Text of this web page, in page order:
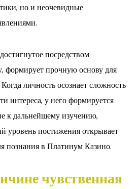
но и неочевидные
посредством
формирует прочную основу для
личность осознает сложность
интереса, у него формируется
к дальнейшему изучению,
уровень постижения открывает
познания в Платинум Казино.
чувственная